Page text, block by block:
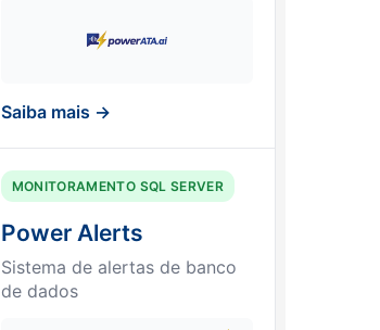
Saiba mais →
MONITORAMENTO SQL SERVER
Power Alerts
Sistema de alertas de banco
de dados